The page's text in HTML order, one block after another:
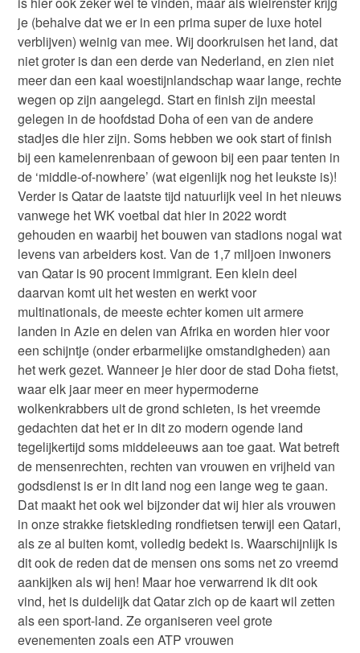
je (behalve dat we er in een prima super de luxe hotel
verblijven) weinig van mee. Wij doorkruisen het land, dat
niet groter is dan een derde van Nederland, en zien niet
meer dan een kaal woestijnlandschap waar lange, rechte
wegen op zijn aangelegd. Start en finish zijn meestal
gelegen in de hoofdstad Doha of een van de andere
stadjes die hier zijn. Soms hebben we ook start of finish
bij een kamelenrenbaan of gewoon bij een paar tenten in
de ‘middle-of-nowhere’ (wat eigenlijk nog het leukste is)!
Verder is Qatar de laatste tijd natuurlijk veel in het nieuws
vanwege het WK voetbal dat hier in 2022 wordt
gehouden en waarbij het bouwen van stadions nogal wat
levens van arbeiders kost. Van de 1,7 miljoen inwoners
van Qatar is 90 procent immigrant. Een klein deel
daarvan komt uit het westen en werkt voor
multinationals, de meeste echter komen uit armere
landen in Azie en delen van Afrika en worden hier voor
een schijntje (onder erbarmelijke omstandigheden) aan
het werk gezet. Wanneer je hier door de stad Doha fietst,
waar elk jaar meer en meer hypermoderne
wolkenkrabbers uit de grond schieten, is het vreemde
gedachten dat het er in dit zo modern ogende land
tegelijkertijd soms middeleeuws aan toe gaat. Wat betreft
de mensenrechten, rechten van vrouwen en vrijheid van
godsdienst is er in dit land nog een lange weg te gaan.
Dat maakt het ook wel bijzonder dat wij hier als vrouwen
in onze strakke fietskleding rondfietsen terwijl een Qatari,
als ze al buiten komt, volledig bedekt is. Waarschijnlijk is
dit ook de reden dat de mensen ons soms net zo vreemd
aankijken als wij hen! Maar hoe verwarrend ik dit ook
vind, het is duidelijk dat Qatar zich op de kaart wil zetten
als een sport-land. Ze organiseren veel grote
evenementen zoals een ATP vrouwen